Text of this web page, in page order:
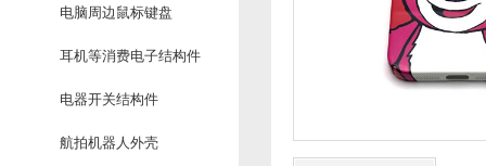
电脑周边鼠标键盘
耳机等消费电子结构件
电器开关结构件
航拍机器人外壳